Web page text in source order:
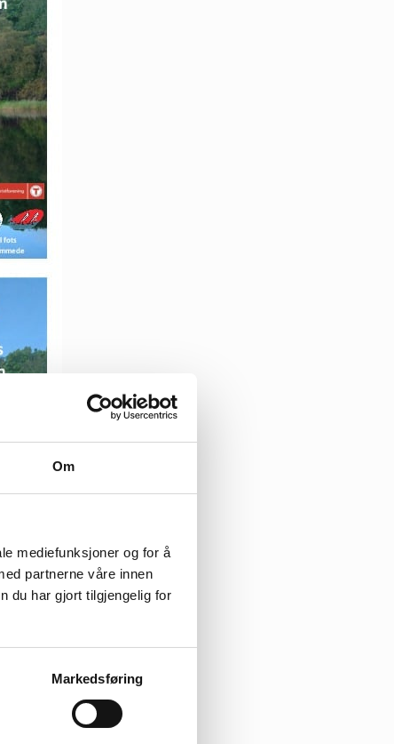
Om
mediefunksjoner og for å
partnerne våre innen
du har gjort tilgjengelig for
Markedsføring